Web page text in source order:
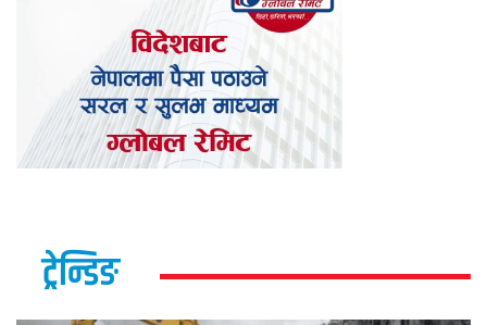
ट्रेन्डिङ